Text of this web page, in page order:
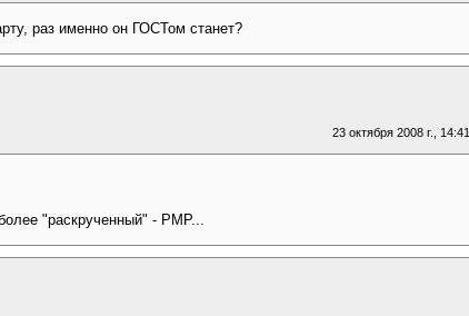
раз именно он ГОСТом станет?
23 октября 2008 г., 14:41
"раскрученный" - PMP...